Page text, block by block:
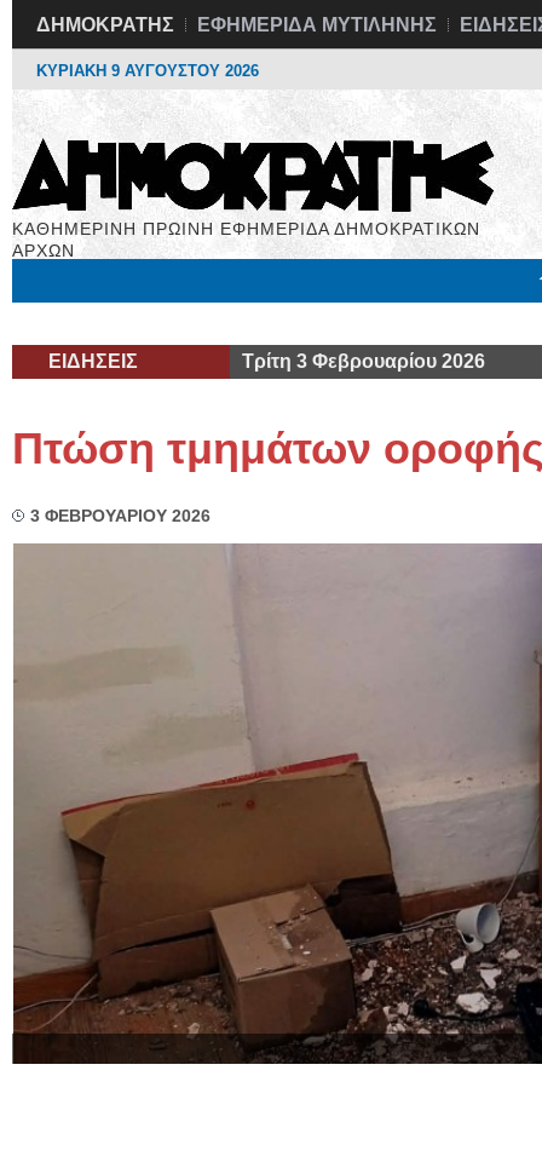
ΔΗΜΟΚΡΑΤΗΣ ΕΦΗΜΕΡΙΔΑ ΜΥΤΙΛΗΝΗΣ
ΚΥΡΙΑΚΗ 9 ΑΥΓΟΥΣΤΟΥ 2026
ΚΑΘΗΜΕΡΙΝΗ ΠΡΩΙΝΗ ΕΦΗΜΕΡΙΔΑ ΔΗΜΟΚΡΑΤΙΚΩΝ
ΑΡΧΩΝ
ΕΙΔΗΣΕΙΣ Τρίτη 3 Φεβρουαρίου 2026
Πτώση τμημάτων
3 ΦΕΒΡΟΥΑΡΙΟΥ 2026